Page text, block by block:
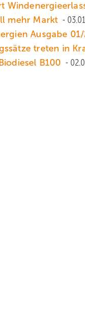
mehr Markt
Ausgabe
treten in
B100